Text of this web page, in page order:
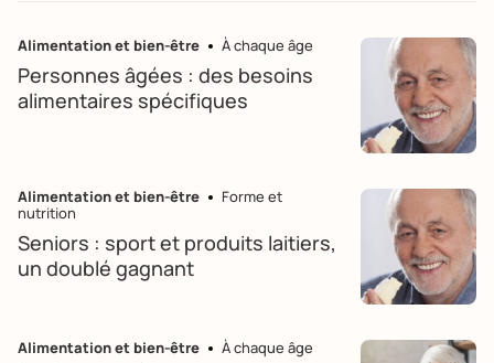
Alimentation et bien-être À chaque âge
Personnes âgées : des besoins
alimentaires spécifiques
Alimentation et bien-être
Forme et
nutrition
Seniors : sport et produits laitiers,
un doublé gagnant
Alimentation et bien-être À chaque âge